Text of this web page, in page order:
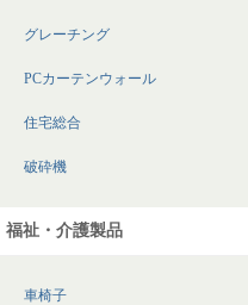
グレーチング
PCカーテンウォール
住宅総合
破砕機
福祉・介護製品
車椅子